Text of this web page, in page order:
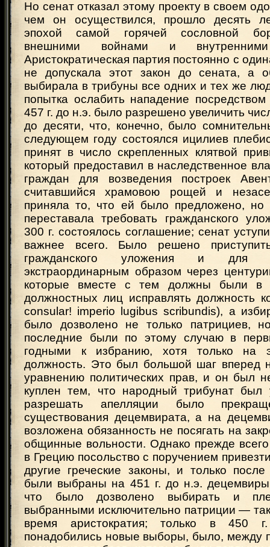
Но сенат отказал этому проекту в своем
чем он осуществился, прошло десять
эпохой самой горячей сословной
внешними войнами и внутренними
Аристократическая партия постоянно с
не допускала этот закон до сената, а
выбирала в трибуны все одних и тех же
попытка ослабить нападение посредством
457 г. до н.э. было разрешено увеличить
до десяти, что, конечно, было
следующем году состоялся ицилиев
принят в число скрепленных клятвой
который предоставил в наследственное
граждан для возведения построек
считавшийся храмовою рощей и
приняла то, что ей было предложено,
переставала требовать гражданского
300 г. состоялось соглашение; сенат
важнее всего. Было решено
гражданского уложения и для
экстраординарным образом через
которые вместе с тем должны были в
должностных лиц исправлять должность
consular! imperio lugibus scribundis), а
было дозволено не только патрициев,
последние были по этому случаю в
годными к избранию, хотя только на
должность. Это был большой шаг вперед
уравнению политических прав, и он был
куплен тем, что народный трибунат был
разрешать апелляции было
существования децемвирата, а на
возложена обязанность не посягать на
общинные вольности. Однако прежде
в Грецию посольство с поручением
другие греческие законы, и только
были выбраны на 451 г. до н.э.
что было дозволено выбирать и
выбранными исключительно патриции —
время аристократия; только в 450
понадобились новые выборы, было, между